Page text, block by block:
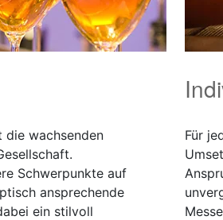
die wachsenden
Schwerpunkte auf
ansprechende
ein stilvoll
Für